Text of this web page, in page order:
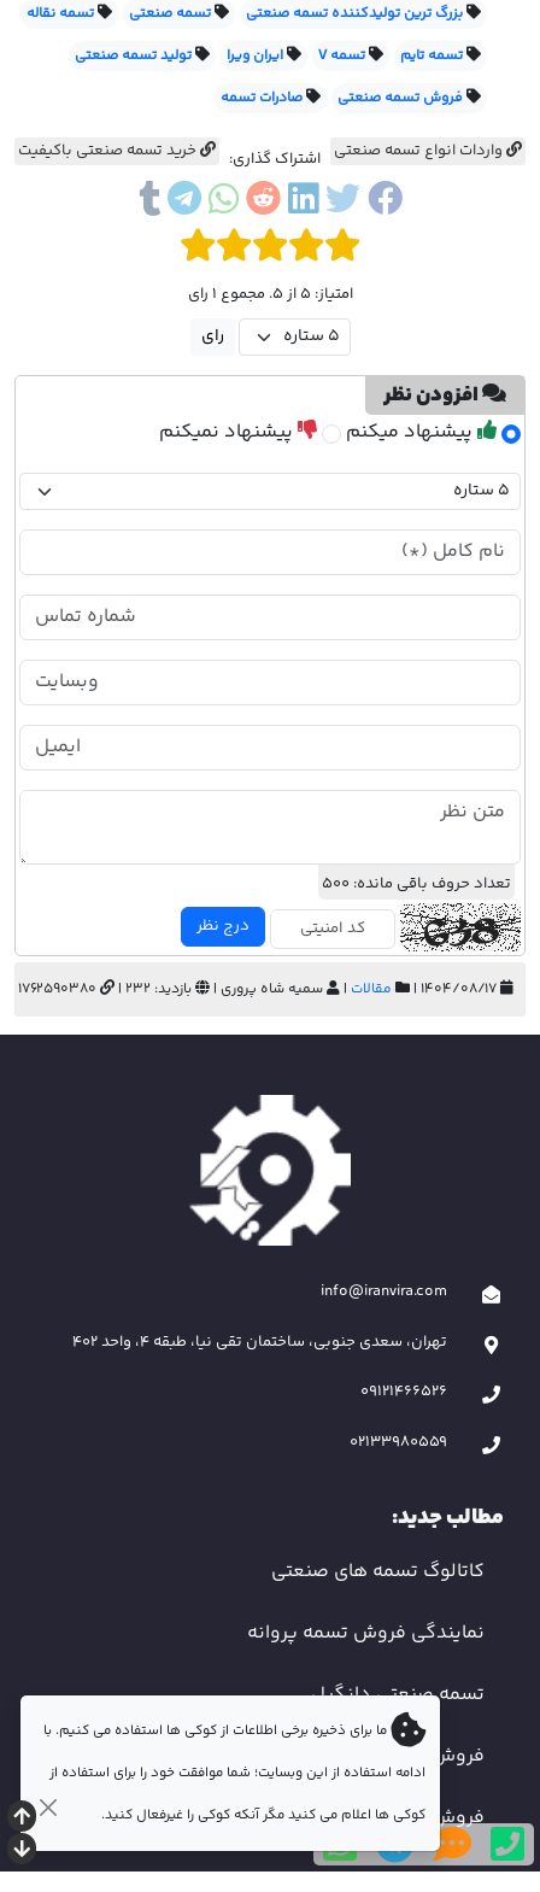
بزرگ ترین تولیدکننده تسمه صنعتی تسمه صنعتی
تسمه نقاله
تسمه تایم
تسمه V ایران ویرا
تولید تسمه صنعتی
فروش تسمه صنعتی
صادرات تسمه
واردات انواع تسمه صنعتی خرید تسمه صنعتی باکیفیت اشتراک گذاری:
امتیاز: 5 از 5. مجموع 1 رای
افزودن نظر
پیشنهاد میکنم پیشنهاد نمیکنم
تعداد حروف باقی مانده: 500
درج نظر
مقالات | سمیه شاه پروری | بازدید: 232 | 1762590380
info@iranvira.com
تهران، سعدی جنوبی، ساختمان تقی نیا، طبقه 4، واحد 402
09121466526
02133980559
مطالب جدید:
کاتالوگ تسمه های صنعتی
نمایندگی فروش تسمه پروانه
تسمه صنعتی دانگیل
فروش تسمه دندانه دار
فروش تسمه صنعتی اصفهان
ما برای ذخیره برخی اطلاعات از کوکی ها استفاده می کنیم. با
ادامه استفاده از این وبسایت؛ شما موافقت خود را برای استفاده از
کوکی ها اعلام می کنید مگر آنکه کوکی را غیرفعال کنید.